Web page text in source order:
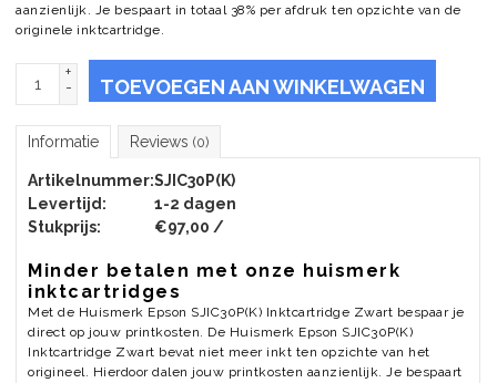
aanzienlijk. Je bespaart in totaal 38% per afdruk ten opzichte van de
originele inktcartridge.
+
-
TOEVOEGEN AAN WINKELWAGEN
Informatie Reviews (0)
Artikelnummer:SJIC30P(K)
Levertijd:
1-2 dagen
Stukprijs:
€97,00 /
Minder betalen met onze huismerk
inktcartridges
Met de Huismerk Epson SJIC30P(K) Inktcartridge Zwart bespaar je
direct op jouw printkosten. De Huismerk Epson SJIC30P(K)
Inktcartridge Zwart bevat niet meer inkt ten opzichte van het
origineel. Hierdoor dalen jouw printkosten aanzienlijk. Je bespaart